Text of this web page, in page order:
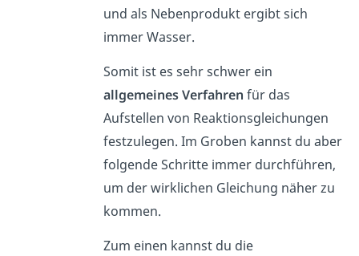
und als Nebenprodukt ergibt sich
immer Wasser.
Somit ist es sehr schwer ein
allgemeines Verfahren für das
Aufstellen von Reaktionsgleichungen
festzulegen. Im Groben kannst du aber
folgende Schritte immer durchführen,
um der wirklichen Gleichung näher zu
kommen.
Zum einen kannst du die